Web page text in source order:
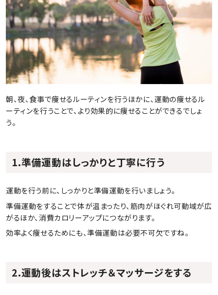
朝、夜、食事で痩せるルーティンを行うほかに、運動の痩せるル
ーティンを行うことで、より効果的に痩せることができるでしょ
う。
1.準備運動はしっかりと丁寧に行う
運動を行う前に、しっかりと準備運動を行いましょう。
準備運動をすることで体が温まったり、筋肉がほぐれ可動域が広
がるほか、消費カロリーアップにつながります。
効率よく痩せるためにも、準備運動は必要不可欠ですね。
2.運動後はストレッチ＆マッサージをする